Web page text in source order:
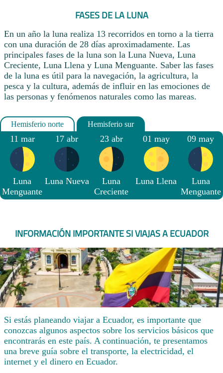
FASES DE LA LUNA
En un año la luna realiza 13 recorridos en torno a la tierra
con una duración de 28 días aproximadamente. Las
principales fases de la luna son la Luna Nueva, Luna
Creciente, Luna Llena y Luna Menguante. Saber las fases
de la luna es útil para la navegación, la agricultura, la
pesca y la cultura, además de influir en las emociones de
las personas y fenómenos naturales como las mareas.
11 mar
Luna
Menguante
17 abr
Luna Nueva
23 abr
Luna
Creciente
01 may
Luna Llena
09 may
Luna
Menguante
INFORMACIÓN IMPORTANTE SI VIAJAS A ECUADOR
Si estás planeando viajar a Ecuador, es importante que
conozcas algunos aspectos sobre los servicios básicos que
encontrarás en este país. A continuación, te presentamos
una breve guía sobre el transporte, la electricidad, el
internet y el dinero en Ecuador.